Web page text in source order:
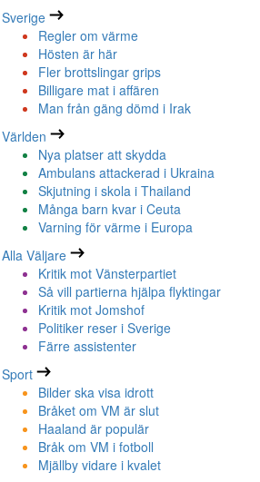
Sverige
Regler om värme
Hösten är här
Fler brottslingar grips
Billigare mat i affären
Man från gäng dömd i Irak
Världen
Nya platser att skydda
Ambulans attackerad i Ukraina
Skjutning i skola i Thailand
Många barn kvar i Ceuta
Varning för värme i Europa
Alla Väljare
Kritik mot Vänsterpartiet
Så vill partierna hjälpa flyktingar
Kritik mot Jomshof
Politiker reser i Sverige
Färre assistenter
Sport
Bilder ska visa idrott
Bråket om VM är slut
Haaland är populär
Bråk om VM i fotboll
Mjällby vidare i kvalet